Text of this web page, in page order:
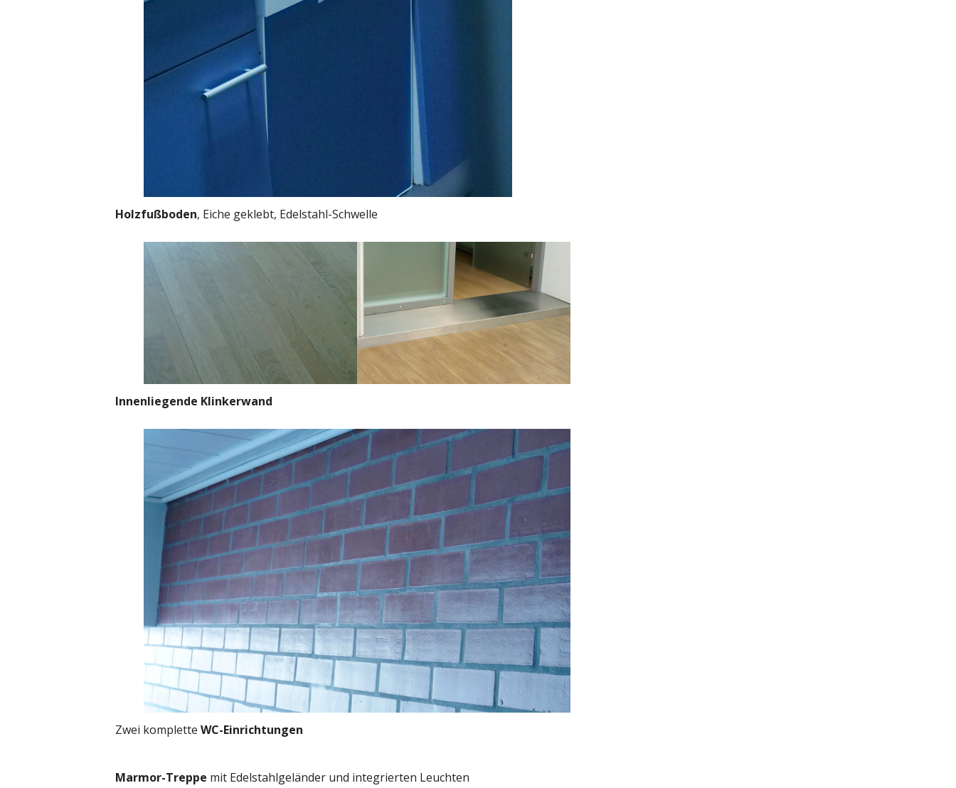
Holzfußboden, Eiche geklebt, Edelstahl-Schwelle
Innenliegende Klinkerwand
Zwei komplette WC-Einrichtungen
Marmor-Treppe mit Edelstahlgeländer und integrierten Leuchten